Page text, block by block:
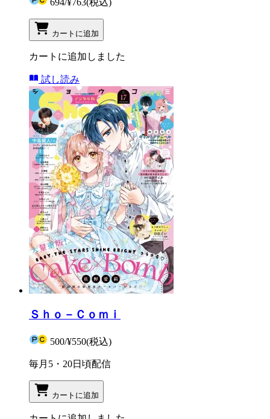
カートに追加
カートに追加しました
試し読み
Ｓｈｏ－Ｃｏｍｉ
500/¥550(税込)
毎月5・20日頃配信
カートに追加